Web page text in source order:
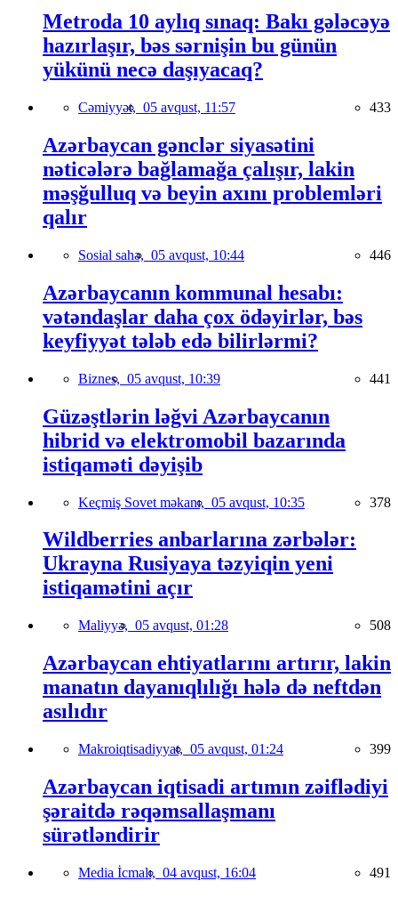
Metroda 10 aylıq sınaq: Bakı gələcəyə
hazırlaşır, bəs sərnişin bu günün
yükünü necə daşıyacaq?
Cəmiyyət, 05 avqust, 11:57 433
Azərbaycan gənclər siyasətini
nəticələrə bağlamağa çalışır, lakin
məşğulluq və beyin axını problemləri
qalır
Sosial sahə, 05 avqust, 10:44 446
Azərbaycanın kommunal hesabı:
vətəndaşlar daha çox ödəyirlər, bəs
keyfiyyət tələb edə bilirlərmi?
Biznes, 05 avqust, 10:39 441
Güzəştlərin ləğvi Azərbaycanın
hibrid və elektromobil bazarında
istiqaməti dəyişib
Keçmiş Sovet məkanı, 05 avqust, 10:35 378
Wildberries anbarlarına zərbələr:
Ukrayna Rusiyaya təzyiqin yeni
istiqamətini açır
Maliyyə, 05 avqust, 01:28 508
Azərbaycan ehtiyatlarını artırır, lakin
manatın dayanıqlılığı hələ də neftdən
asılıdır
Makroiqtisadiyyat, 05 avqust, 01:24 399
Azərbaycan iqtisadi artımın zəiflədiyi
şəraitdə rəqəmsallaşmanı
sürətləndirir
Media İcmalı, 04 avqust, 16:04 491